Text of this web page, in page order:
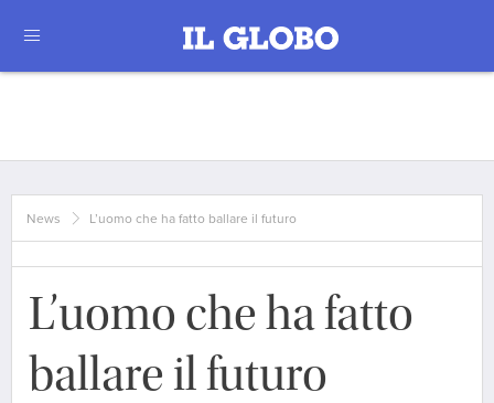
News L’uomo che ha fatto ballare il futuro
L’uomo che ha fatto
ballare il futuro